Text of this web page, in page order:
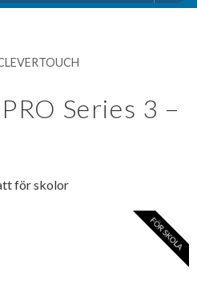
Series 3 –
för skolor
FÖR SKOLA